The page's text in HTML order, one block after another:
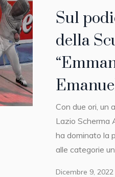
Sul
della
Con due ori, un
Lazio Scherma
ha dominato la
alle categorie
Dicembre 9, 2022